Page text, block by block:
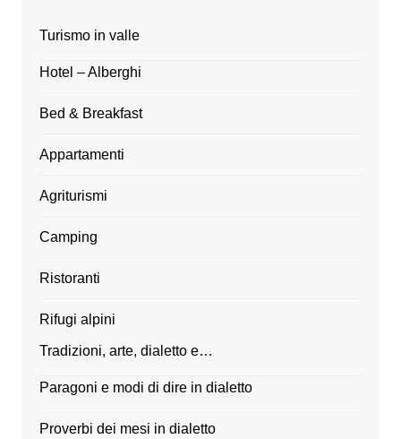
Turismo in valle
Hotel – Alberghi
Bed & Breakfast
Appartamenti
Agriturismi
Camping
Ristoranti
Rifugi alpini
Tradizioni, arte, dialetto e…
Paragoni e modi di dire in dialetto
Proverbi dei mesi in dialetto